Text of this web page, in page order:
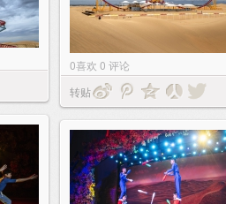
0喜欢 0 评论
转贴